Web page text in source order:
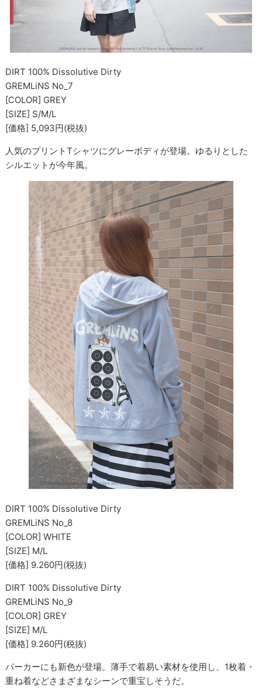
DIRT 100% Dissolutive Dirty
GREMLiNS No_7
[COLOR] GREY
[SIZE] S/M/L
[価格] 5,093円(税抜)
人気のプリントTシャツにグレーボディが登場。ゆるりとした
シルエットが今年風。
DIRT 100% Dissolutive Dirty
GREMLiNS No_8
[COLOR] WHITE
[SIZE] M/L
[価格] 9.260円(税抜)
DIRT 100% Dissolutive Dirty
GREMLiNS No_9
[COLOR] GREY
[SIZE] M/L
[価格] 9.260円(税抜)
パーカーにも新色が登場。薄手で着易い素材を使用し、1枚着・
重ね着などさまざまなシーンで重宝しそうだ。